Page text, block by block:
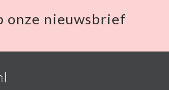
onze nieuwsbrief